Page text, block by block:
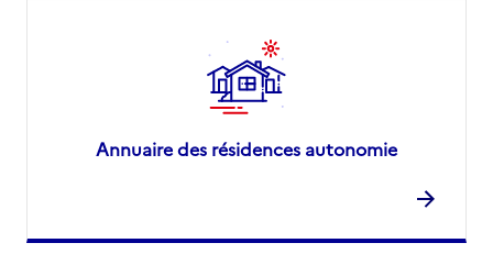
Annuaire des résidences autonomie